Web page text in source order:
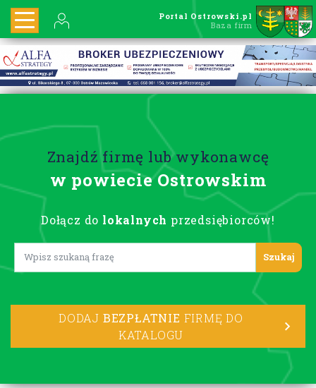
Portal Ostrowski.pl
Baza firm
Znajdź firmę lub wykonawcę
w powiecie Ostrowskim
Dołącz do lokalnych przedsiębiorców!
Lorem ipsum
DODAJ BEZPŁATNIE FIRMĘ DO
KATALOGU